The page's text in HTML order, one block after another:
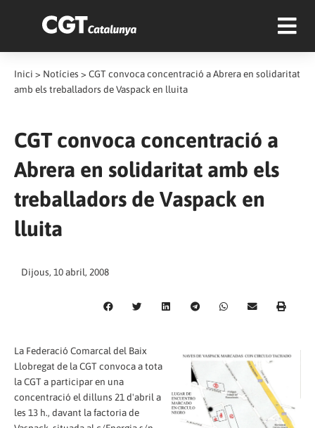
Inici > Notícies > CGT convoca concentració a Abrera en solidaritat
amb els treballadors de Vaspack en lluita
CGT convoca concentració a
Abrera en solidaritat amb els
treballadors de Vaspack en
lluita
Dijous, 10 abril, 2008
La Federació Comarcal del Baix
Llobregat de la CGT convoca a tota
la CGT a participar en una
concentració el dilluns 21 d'abril a
les 13 h., davant la factoria de